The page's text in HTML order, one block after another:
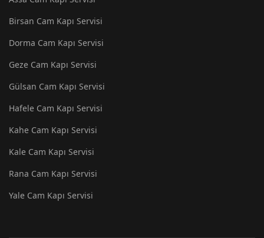
Birsan Cam Kapı Servisi
Dorma Cam Kapı Servisi
Geze Cam Kapı Servisi
Gülsan Cam Kapı Servisi
Hafele Cam Kapı Servisi
Kahe Cam Kapı Servisi
Kale Cam Kapı Servisi
Rana Cam Kapı Servisi
Yale Cam Kapı Servisi